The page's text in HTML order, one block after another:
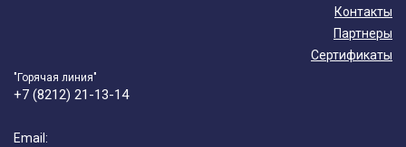
Контакты
Партнеры
Сертификаты
"Горячая линия"
+7 (8212) 21-13-14
Email: